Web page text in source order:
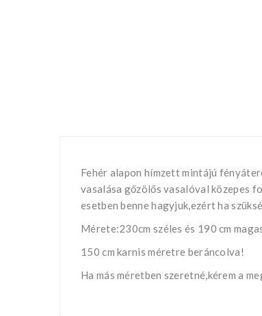
Fehér alapon hímzett mintájú
vasalása gőzölős vasalóval közepes
esetben benne hagyjuk,ezért ha
Mérete:230cm széles és 190 cm
150 cm karnis méretre beráncolva!
Ha más méretben szeretné,kérem a